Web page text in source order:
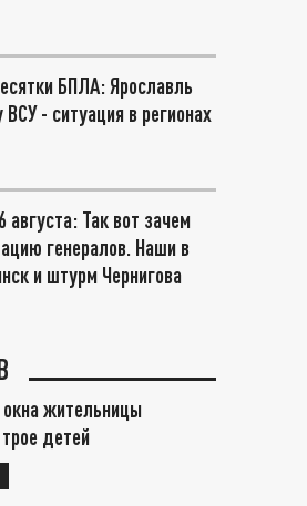
БПЛА: Ярославль
- ситуация в регионах
Так вот зачем
генералов. Наши в
и штурм Чернигова
жительницы
детей